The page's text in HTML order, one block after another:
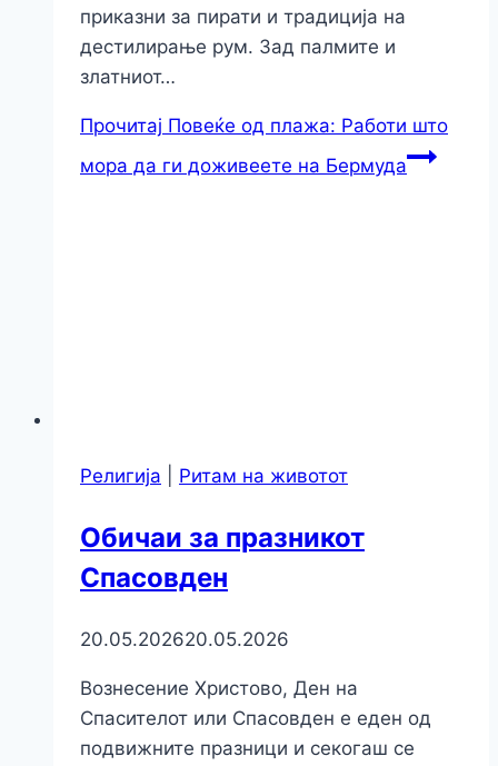
приказни за пирати и традиција на
дестилирање рум. Зад палмите и
златниот…
Прочитај Повеќе од плажа: Работи што
мора да ги доживеете на Бермуда
Религија Ритам на животот
Oбичаи за празникот
Спасовден
20.05.202620.05.2026
Вознесение Христово, Ден на
Спасителот или Спасовден е еден од
подвижните празници и секогаш се